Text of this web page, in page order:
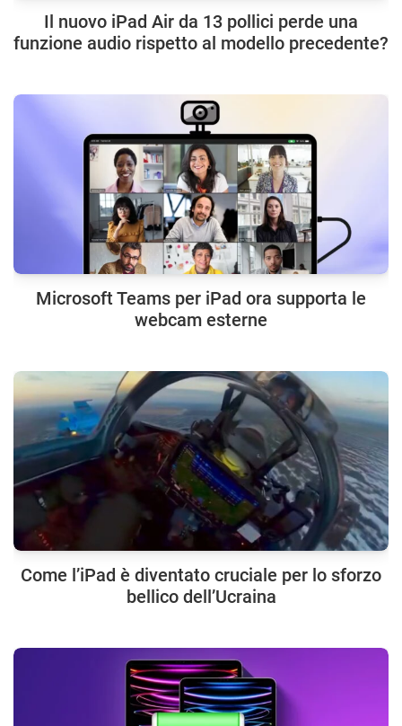
Il nuovo iPad Air da 13 pollici perde una
funzione audio rispetto al modello precedente?
Microsoft Teams per iPad ora supporta le
webcam esterne
Come l’iPad è diventato cruciale per lo sforzo
bellico dell’Ucraina